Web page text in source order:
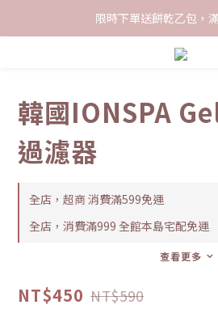
限時下單送餅乾乙包，
限時下單送餅乾乙包，
加入會員領100現折
韓國IONSPA
過濾器
全店，超商 消費滿599免運
全店，消費滿999 全館本島宅配免運
查看更多
NT$450 NT$590